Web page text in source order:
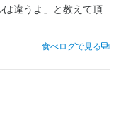
違うよ」と教えて頂
食べログで見る